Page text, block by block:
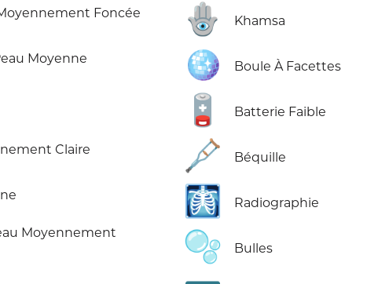
Foncée
Moyenne
Claire
Moyennement
🪬 Khamsa
🪩 Boule À Facettes
🪫 Batterie Faible
🩼 Béquille
🩻 Radiographie
🫧 Bulles